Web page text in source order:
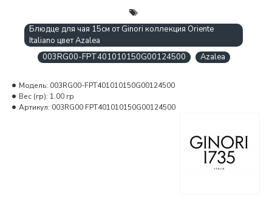
Блюдце для чая 15см от Ginori коллекция Oriente
Italiano цвет Azalea
003RG00-FPT401010150G00124500
Azalea
Модель: 003RG00-FPT401010150G00124500
Вес (гр): 1.00 гр
Артикул: 003RG00 FPT401010150G00124500